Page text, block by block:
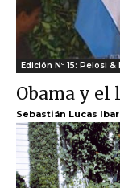
Edición Nº 15: Pelosi
Obama y el
Sebastián Lucas